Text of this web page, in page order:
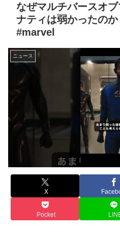
なぜマルチバースオ
ナティは弱かったの
#marvel
ニュース
X
Pocket